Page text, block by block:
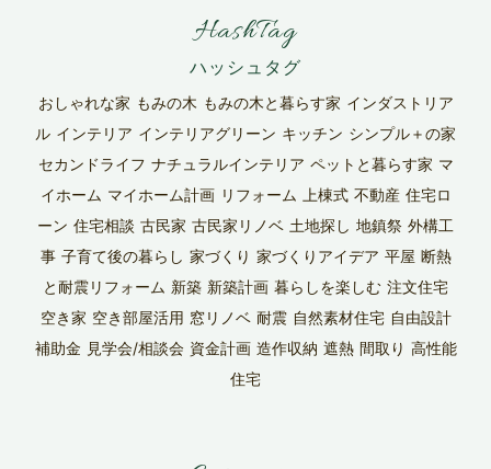
HashTag
おしゃれな家 もみの木 もみの木と暮らす家 インダストリア
ル インテリア インテリアグリーン キッチン シンプル＋の家
セカンドライフ ナチュラルインテリア ペットと暮らす家 マ
イホーム マイホーム計画 リフォーム 上棟式 不動産 住宅ロ
ーン 住宅相談 古民家 古民家リノベ 土地探し 地鎮祭 外構工
事 子育て後の暮らし 家づくり 家づくりアイデア 平屋 断熱
と耐震リフォーム 新築 新築計画 暮らしを楽しむ 注文住宅
空き家 空き部屋活用 窓リノベ 耐震 自然素材住宅 自由設計
補助金 見学会/相談会 資金計画 造作収納 遮熱 間取り 高性能
住宅